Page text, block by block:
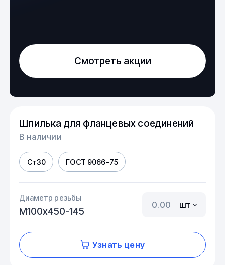
Смотреть акции
Шпилька для фланцевых соединений
В наличии
Ст30 ГОСТ 9066-75
Диаметр резьбы
М100х450-145
шт
Узнать цену